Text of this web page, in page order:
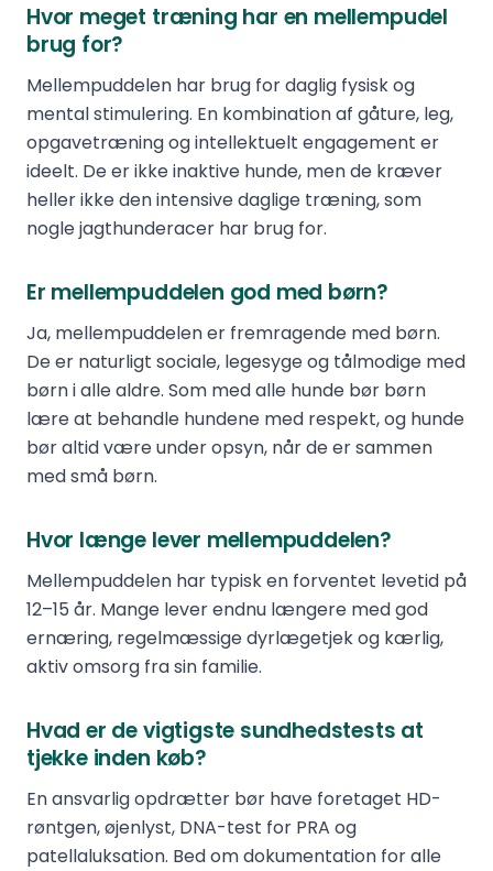
Hvor meget træning har en mellempudel
brug for?
Mellempuddelen har brug for daglig fysisk og
mental stimulering. En kombination af gåture, leg,
opgavetræning og intellektuelt engagement er
ideelt. De er ikke inaktive hunde, men de kræver
heller ikke den intensive daglige træning, som
nogle jagthunderacer har brug for.
Er mellempuddelen god med børn?
Ja, mellempuddelen er fremragende med børn.
De er naturligt sociale, legesyge og tålmodige med
børn i alle aldre. Som med alle hunde bør børn
lære at behandle hundene med respekt, og hunde
bør altid være under opsyn, når de er sammen
med små børn.
Hvor længe lever mellempuddelen?
Mellempuddelen har typisk en forventet levetid på
12–15 år. Mange lever endnu længere med god
ernæring, regelmæssige dyrlægetjek og kærlig,
aktiv omsorg fra sin familie.
Hvad er de vigtigste sundhedstests at
tjekke inden køb?
En ansvarlig opdrætter bør have foretaget HD-
røntgen, øjenlyst, DNA-test for PRA og
patellaluksation. Bed om dokumentation for alle